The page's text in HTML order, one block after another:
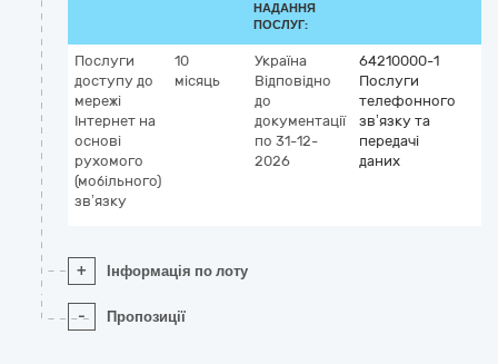
НАДАННЯ
ПОСЛУГ:
Послуги
доступу до
мережі
Інтернет на
основі
рухомого
(мобільного)
зв’язку
10
місяць
Україна
Відповідно
до
документації
по 31-12-
2026
64210000-1
Послуги
телефонного
зв’язку та
передачі
даних
+ Інформація по лоту
- Пропозиції